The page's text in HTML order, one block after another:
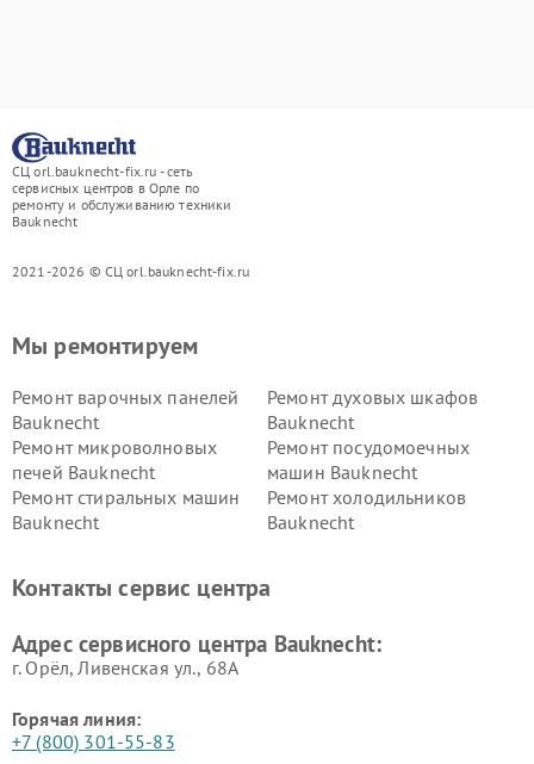
СЦ orl.bauknecht-fix.ru - сеть
сервисных центров в Орле по
ремонту и обслуживанию техники
Bauknecht
2021-2026 © СЦ orl.bauknecht-fix.ru
Мы ремонтируем
Ремонт варочных панелей
Bauknecht
Ремонт духовых шкафов
Bauknecht
Ремонт микроволновых
печей Bauknecht
Ремонт посудомоечных
машин Bauknecht
Ремонт стиральных машин
Bauknecht
Ремонт холодильников
Bauknecht
Контакты сервис центра
Адрес сервисного центра Bauknecht:
г. Орёл, Ливенская ул., 68А
Горячая линия:
+7 (800) 301-55-83